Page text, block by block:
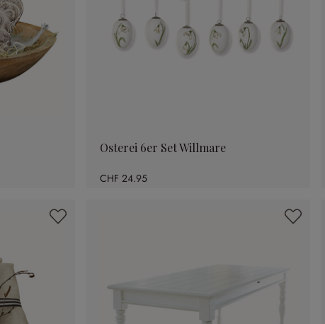
Osterei 6er Set Willmare
CHF 24.95